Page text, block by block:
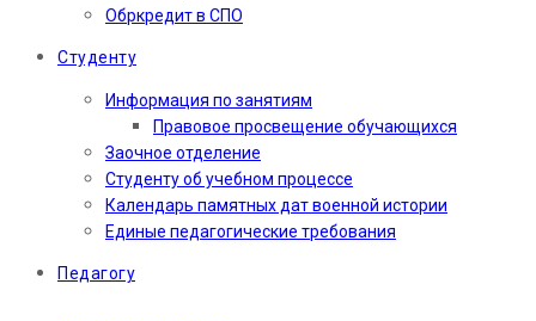
Обркредит в СПО
Студенту
Информация по занятиям
Правовое просвещение обучающихся
Заочное отделение
Студенту об учебном процессе
Календарь памятных дат военной истории
Единые педагогические требования
Педагогу